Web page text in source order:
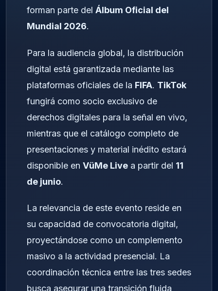
forman parte del Álbum Oficial del
Mundial 2026.
Para la audiencia global, la distribución
digital está garantizada mediante las
plataformas oficiales de la FIFA. TikTok
fungirá como socio exclusivo de
derechos digitales para la señal en vivo,
mientras que el catálogo completo de
presentaciones y material inédito estará
disponible en VüMe Live a partir del 11
de junio.
La relevancia de este evento reside en
su capacidad de convocatoria digital,
proyectándose como un complemento
masivo a la actividad presencial. La
coordinación técnica entre las tres sedes
busca asegurar una transición fluida